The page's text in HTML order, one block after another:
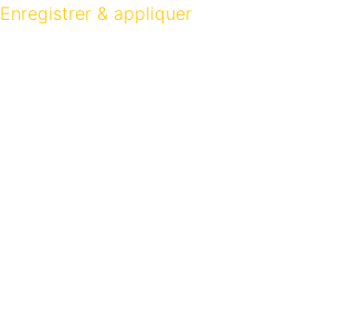
Enregistrer & appliquer